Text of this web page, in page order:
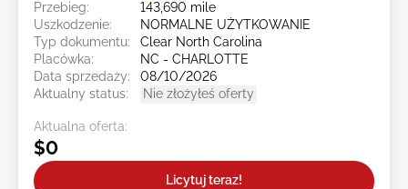
Przebieg:
143,690 mile
Uszkodzenie:
NORMALNE UŻYTKOWANIE
Typ dokumentu:
Clear North Carolina
Placówka:
NC - CHARLOTTE
Data sprzedaży:
08/10/2026
Aktualny status:
Nie złożyłeś oferty
Aktualna oferta:
$0
Licytuj teraz!